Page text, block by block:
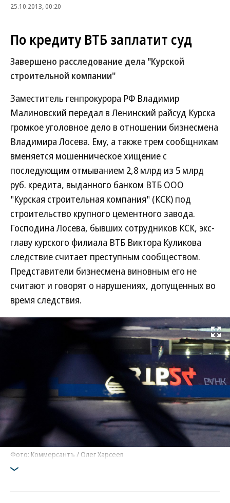
25.10.2013, 00:20
По кредиту ВТБ заплатит суд
Завершено расследование дела "Курской
строительной компании"
Заместитель генпрокурора РФ Владимир
Малиновский передал в Ленинский райсуд Курска
громкое уголовное дело в отношении бизнесмена
Владимира Лосева. Ему, а также трем сообщникам
вменяется мошенническое хищение с
последующим отмыванием 2,8 млрд из 5 млрд
руб. кредита, выданного банком ВТБ ООО
"Курская строительная компания" (КСК) под
строительство крупного цементного завода.
Господина Лосева, бывших сотрудников КСК, экс-
главу курского филиала ВТБ Виктора Куликова
следствие считает преступным сообществом.
Представители бизнесмена виновным его не
считают и говорят о нарушениях, допущенных во
время следствия.
Развернуть
Фото: Коммерсантъ / Олег Харсеев